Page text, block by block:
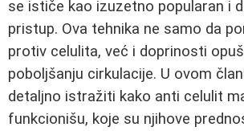
se ističe kao izuzetno popularan i
pristup. Ova tehnika ne samo da
protiv celulita, već i doprinosti
poboljšanju cirkulacije. U ovom
detaljno istražiti kako anti celulit
funkcionišu, koje su njihove